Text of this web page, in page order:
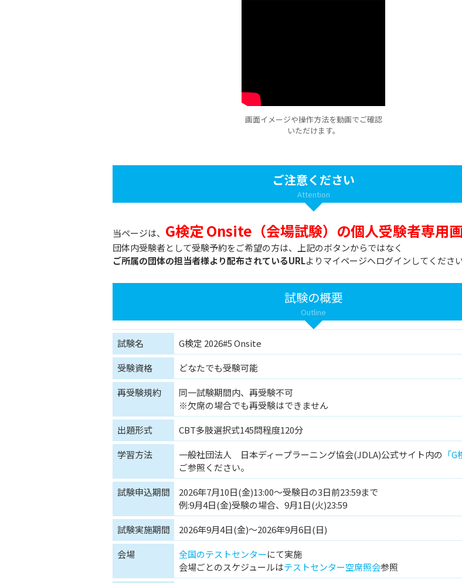
画面イメージや操作方法を動画でご確認
いただけます。
ご注意ください
Attention
当ページは、 G検定 Onsite（会場試験）の個人受験者専用
団体内受験者として受験予約をご希望の方は、上記のボタンからではなく
ご所属の団体の担当者様より配布されているURLよりマイページへログインしてください
試験の概要
Outline
試験名
G検定 2026#5 Onsite
受験資格
どなたでも受験可能
再受験規約
同一試験期間内、再受験不可
※欠席の場合でも再受験はできません
出題形式
CBT多肢選択式145問程度120分
学習方法
一般社団法人 日本ディープラーニング協会(JDLA)公式サイト内の 「
ご参照ください。
試験申込期間
2026年7月10日(金)13:00～受験日の3日前23:59まで
例:9月4日(金)受験の場合、9月1日(火)23:59
試験実施期間
2026年9月4日(金)～2026年9月6日(日)
会場
全国のテストセンターにて実施
会場ごとのスケジュールはテストセンター空席照会参照